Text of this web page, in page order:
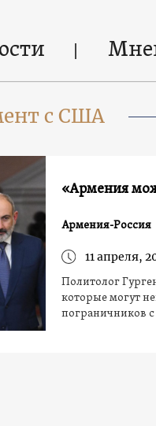
с США
«Армения
Армения-Россия
11 апреля,
Политолог
которые могут
пограничников